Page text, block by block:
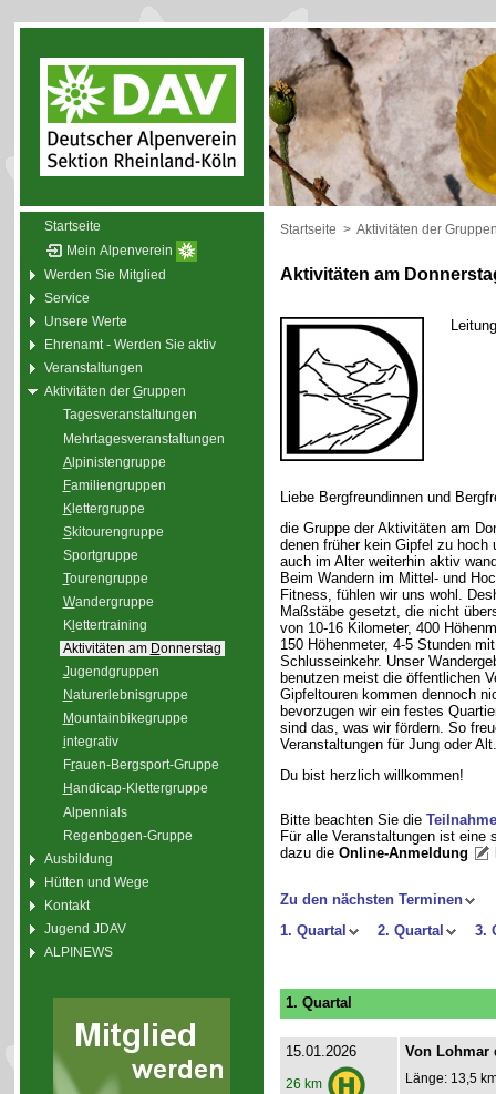
Startseite
Mein Alpenverein
Werden Sie Mitglied
Service
Unsere Werte
Ehrenamt - Werden Sie aktiv
Veranstaltungen
Aktivitäten der Gruppen
Tagesveranstaltungen
Mehrtagesveranstaltungen
Alpinistengruppe
Familiengruppen
Klettergruppe
Skitourengruppe
Sportgruppe
Tourengruppe
Wandergruppe
Kl ettertraining
Aktivitäten am Donnerstag
Jugendgruppen
Naturerlebnisgruppe
Mountainbikegruppe
integrativ
Frauen-Bergsport-Gruppe
Handicap-Klettergruppe
Alpennials
Regenbogen-Gruppe
Ausbildung
Hütten und Wege
Kontakt
Jugend JDAV
ALPINEWS
Startseite > Aktivitäten der
Aktivitäten am
Liebe Bergfreundinnen und
die Gruppe der Aktivitäten am
denen früher kein Gipfel zu
auch im Alter weiterhin aktiv
Beim Wandern im Mittel- und
Fitness, fühlen wir uns wohl.
Maßstäbe gesetzt, die nicht
von 10-16 Kilometer, 400
150 Höhenmeter, 4-5 Stunden
Schlusseinkehr. Unser
benutzen meist die öffentlichen
Gipfeltouren kommen dennoch
bevorzugen wir ein festes
sind das, was wir fördern. So
Veranstaltungen für Jung oder
Du bist herzlich willkommen!
Bitte beachten Sie die
Für alle Veranstaltungen ist
dazu die Online-Anmeldung
Zu den nächsten Terminen
1. Quartal
2. Quartal 3.
1. Quartal
15.01.2026
26 km
Von Lohmar
Länge: 13,5